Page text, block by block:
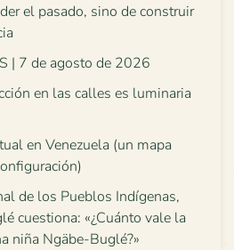
el pasado, sino de construir
| 7 de agosto de 2026
en las calles es luminaria
en Venezuela (un mapa
de los Pueblos Indígenas,
cuestiona: «¿Cuánto vale la
niña Ngäbe-Buglé?»